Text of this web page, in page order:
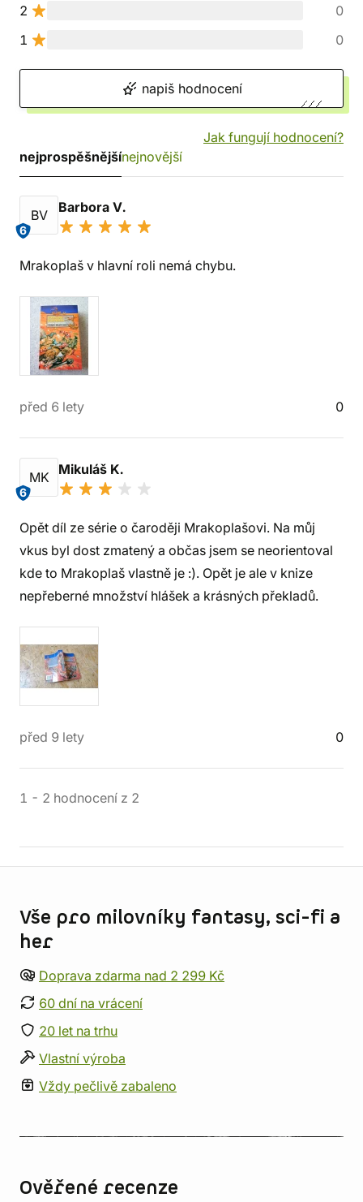
2
0
1
0
napiš hodnocení
Jak fungují hodnocení?
nejprospěšnějšínejnovější
BV
6
Barbora V.
Mrakoplaš v hlavní roli nemá chybu.
před 6 lety 0
MK
6
Mikuláš K.
Opět díl ze série o čaroději Mrakoplašovi. Na můj
vkus byl dost zmatený a občas jsem se neorientoval
kde to Mrakoplaš vlastně je :). Opět je ale v knize
nepřeberné množství hlášek a krásných překladů.
před 9 lety 0
1 - 2 hodnocení z 2
Vše pro milovníky fantasy, sci-fi a
her
Doprava zdarma nad 2 299 Kč
60 dní na vrácení
20 let na trhu
Vlastní výroba
Vždy pečlivě zabaleno
Ověřené recenze